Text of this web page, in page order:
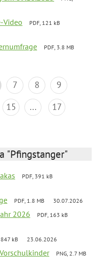
Video
PDF, 121 kB
PDF, 3.8 MB
7 8
9
15 ... 17
"Pfingstanger"
PDF, 391 kB
PDF, 1.8 MB 30.07.2026
2026
PDF, 163 kB
847 kB 23.06.2026
PNG, 2.7 MB